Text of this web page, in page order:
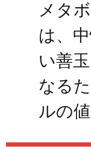
メタ
は、
い善
なる
ルの